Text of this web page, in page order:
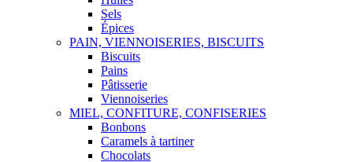
Sels
Épices
PAIN, VIENNOISERIES, BISCUITS
Biscuits
Pains
Pâtisserie
Viennoiseries
MIEL, CONFITURE, CONFISERIES
Bonbons
Caramels à tartiner
Chocolats